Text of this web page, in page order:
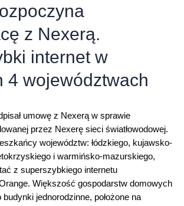
z Nexerą.
internet w
4 województwach
umowę z Nexerą w sprawie
przez Nexerę sieci światłowodowej.
województw: łódzkiego, kujawsko-
i warmińsko-mazurskiego,
z superszybkiego internetu
Większość gospodarstw domowych
jednorodzinne, położone na